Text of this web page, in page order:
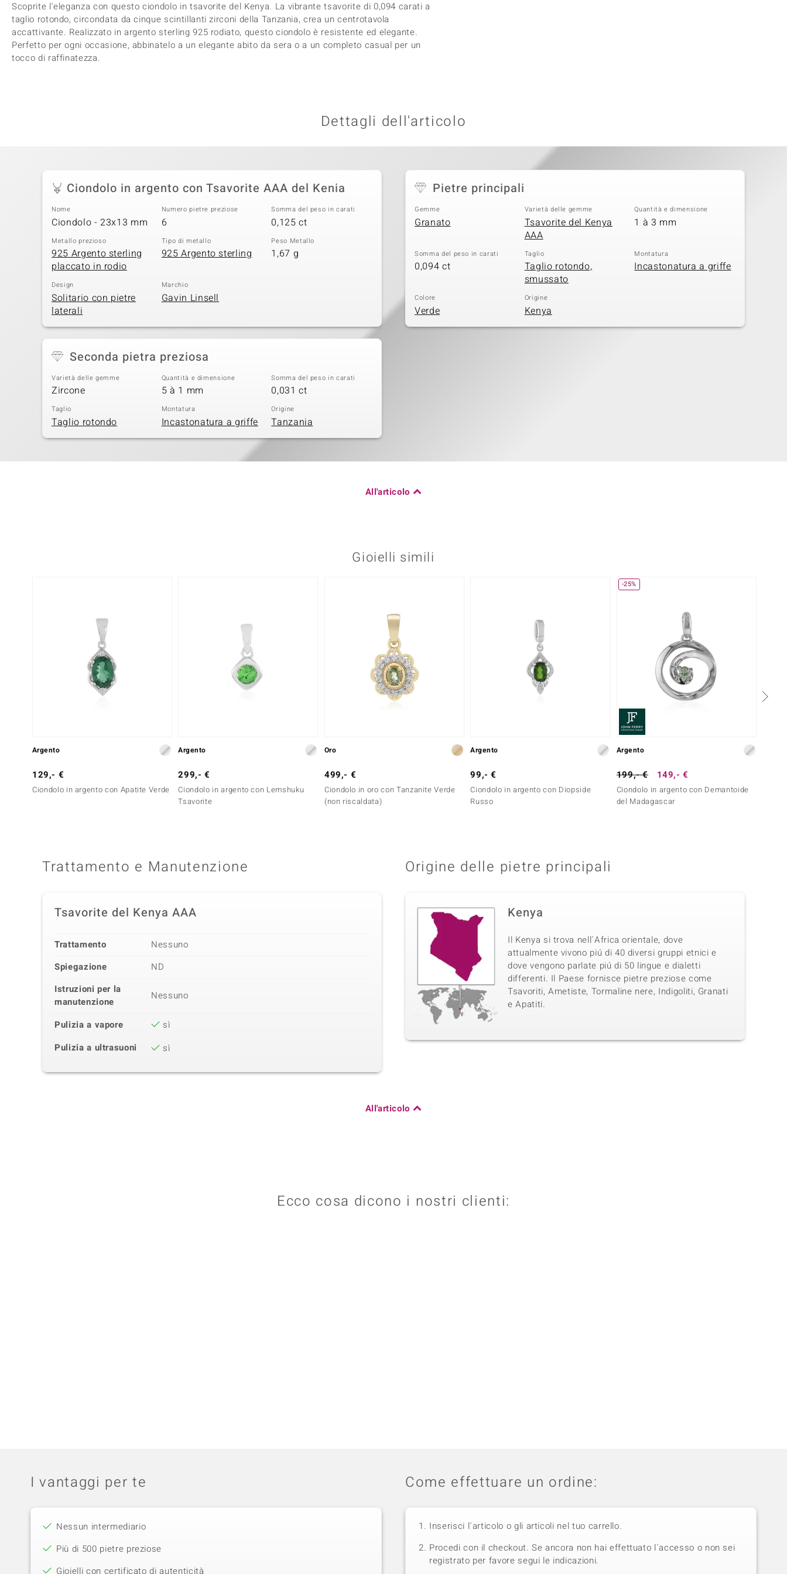
Scoprite l'eleganza con questo ciondolo in tsavorite del Kenya. La vibrante tsavorite di 0,094 carati a
taglio rotondo, circondata da cinque scintillanti zirconi della Tanzania, crea un centrotavola
accattivante. Realizzato in argento sterling 925 rodiato, questo ciondolo è resistente ed elegante.
Perfetto per ogni occasione, abbinatelo a un elegante abito da sera o a un completo casual per un
tocco di raffinatezza.
Dettagli dell'articolo
Ciondolo in argento con Tsavorite AAA del Kenia
Nome
Ciondolo - 23x13 mm
Numero pietre preziose
6
Somma del peso in carati
0,125 ct
Metallo prezioso
925 Argento sterling
placcato in rodio
Tipo di metallo
925 Argento sterling
Peso Metallo
1,67 g
Design
Solitario con pietre
laterali
Marchio
Gavin Linsell
Pietre principali
Gemme
Granato
Varietà delle gemme
Tsavorite del Kenya
AAA
Quantità e dimensione
1 à 3 mm
Somma del peso in carati
0,094 ct
Taglio
Taglio rotondo,
smussato
Montatura
Incastonatura a griffe
Colore
Verde
Origine
Kenya
Seconda pietra preziosa
Varietà delle gemme
Zircone
Quantità e dimensione
5 à 1 mm
Somma del peso in carati
0,031 ct
Taglio
Taglio rotondo
Montatura
Incastonatura a griffe
Origine
Tanzania
All'articolo
Gioielli simili
Argento
129,- €
Ciondolo in argento con Apatite Verde
Argento
299,- €
Ciondolo in argento con Lemshuku
Tsavorite
Oro
499,- €
Ciondolo in oro con Tanzanite Verde
(non riscaldata)
Argento
99,- €
Ciondolo in argento con Diopside
Russo
-25%
Argento
199,- € 149,- €
Ciondolo in argento con Demantoide
del Madagascar
Trattamento e Manutenzione
Tsavorite del Kenya AAA
Trattamento
Nessuno
Spiegazione
ND
Istruzioni per la
manutenzione
Nessuno
Pulizia a vapore
sì
Pulizia a ultrasuoni
sì
Origine delle pietre principali
Kenya
Il Kenya si trova nell´Africa orientale, dove
attualmente vivono piú di 40 diversi gruppi etnici e
dove vengono parlate piú di 50 lingue e dialetti
differenti. Il Paese fornisce pietre preziose come
Tsavoriti, Ametiste, Tormaline nere, Indigoliti, Granati
e Apatiti.
All'articolo
Ecco cosa dicono i nostri clienti:
I vantaggi per te
Nessun intermediario
Più di 500 pietre preziose
Gioielli con certificato di autenticità
Come effettuare un ordine:
Inserisci l´articolo o gli articoli nel tuo carrello.
Procedi con il checkout. Se ancora non hai effettuato l´accesso o non sei
registrato per favore segui le indicazioni.